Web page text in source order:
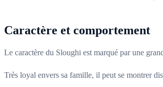
Caractère et comportement
Le caractère du Sloughi est marqué par une
Très loyal envers sa famille, il peut se montrer